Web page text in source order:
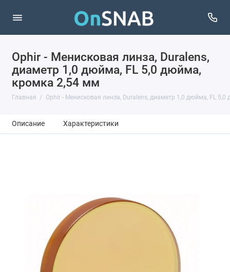
Ophir - Менисковая линза, Duralens,
диаметр 1,0 дюйма, FL 5,0 дюйма,
кромка 2,54 мм
Главная Ophir - Менисковая линза, Duralens, диаметр 1,0 дюйма, FL
Описание Характеристики